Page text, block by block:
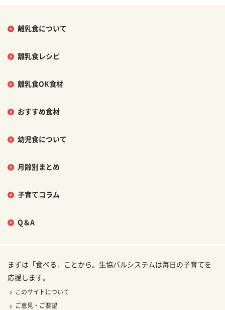
離乳食について
離乳食レシピ
離乳食OK食材
おすすめ食材
幼児食について
月齢別まとめ
子育てコラム
Q＆A
まずは「食べる」ことから。生協パルシステムは毎日の子育てを
応援します。
このサイトについて
ご意見・ご要望